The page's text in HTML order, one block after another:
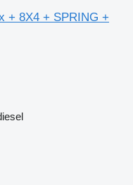
+ 8X4 + SPRING +